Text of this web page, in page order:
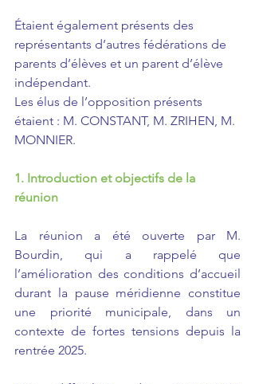
Étaient également présents des
représentants d’autres fédérations de
parents d’élèves et un parent d’élève
indépendant.
Les élus de l’opposition présents
étaient : M. CONSTANT, M. ZRIHEN, M.
MONNIER.
1. Introduction et objectifs de la
réunion
La réunion a été ouverte par M.
Bourdin, qui a rappelé que
l’amélioration des conditions d’accueil
durant la pause méridienne constitue
une priorité municipale, dans un
contexte de fortes tensions depuis la
rentrée 2025.